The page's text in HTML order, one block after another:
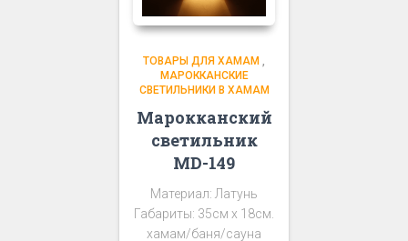
ТОВАРЫ ДЛЯ ХАМАМ ,
МАРОККАНСКИЕ
СВЕТИЛЬНИКИ В ХАМАМ
Марокканский
светильник
MD-149
Материал: Латунь
Габариты: 35см х 18см.
хамам/баня/сауна